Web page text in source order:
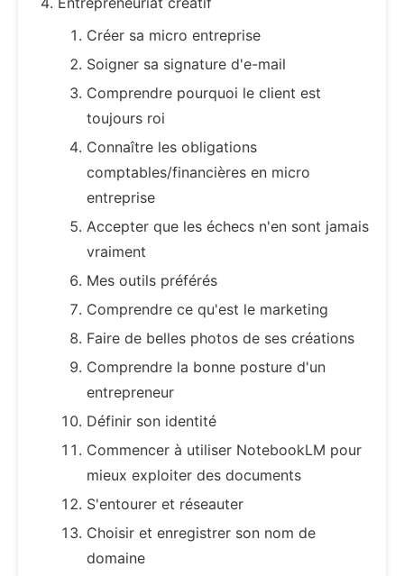
Créer sa micro entreprise
Soigner sa signature d'e-mail
Comprendre pourquoi le client est
toujours roi
Connaître les obligations
comptables/financières en micro
entreprise
Accepter que les échecs n'en sont jamais
vraiment
Mes outils préférés
Comprendre ce qu'est le marketing
Faire de belles photos de ses créations
Comprendre la bonne posture d'un
entrepreneur
Définir son identité
Commencer à utiliser NotebookLM pour
mieux exploiter des documents
S'entourer et réseauter
Choisir et enregistrer son nom de
domaine